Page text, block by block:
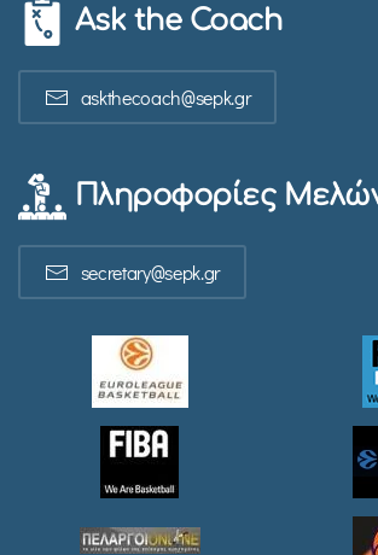
Ask the Coach
askthecoach@sepk.gr
Πληροφορίες
secretary@sepk.gr